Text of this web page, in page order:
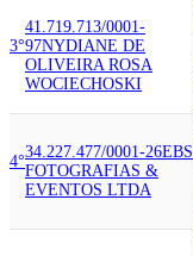
3°
41.719.713/0001-
97NYDIANE DE
OLIVEIRA ROSA
WOCIECHOSKI
4°
34.227.477/0001-26EBS
FOTOGRAFIAS &
EVENTOS LTDA